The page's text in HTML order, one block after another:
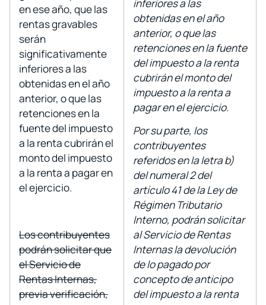
en ese año, que las
rentas gravables
serán
significativamente
inferiores a las
obtenidas en el año
anterior, o que las
retenciones en la
fuente del impuesto
a la renta cubrirán el
monto del impuesto
a la renta a pagar en
el ejercicio.
Los contribuyentes
podrán solicitar que
el Servicio de
Rentas Internas,
previa verificación,
inferiores a las
obtenidas en el año
anterior, o que las
retenciones en la fuente
del impuesto a la renta
cubrirán el monto del
impuesto a la renta a
pagar en el ejercicio.
Por su parte, los
contribuyentes
referidos en la letra b)
del numeral 2 del
artículo 41 de la Ley de
Régimen Tributario
Interno, podrán solicitar
al Servicio de Rentas
Internas la devolución
de lo pagado por
concepto de anticipo
del impuesto a la renta